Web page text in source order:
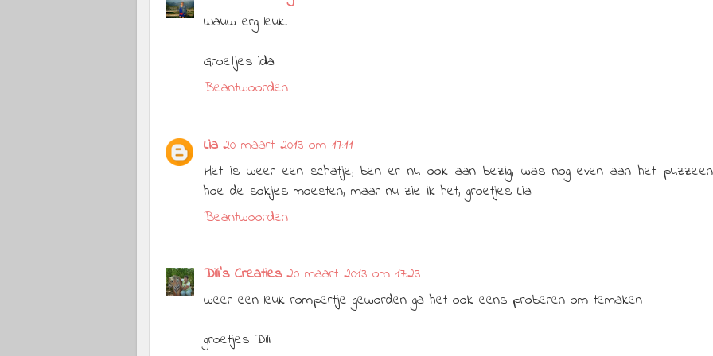
Wauw erg leuk!
Groetjes ida
Beantwoorden
Lia 20 maart 2013 om 17:11
Het is weer een schatje, ben er nu ook aan bezig, was nog even aan het puzzelen
hoe de sokjes moesten, maar nu zie ik het, groetjes Lia
Beantwoorden
Dili's Creaties 20 maart 2013 om 17:23
weer een leuk rompertje geworden ga het ook eens proberen om temaken
groetjes Dili